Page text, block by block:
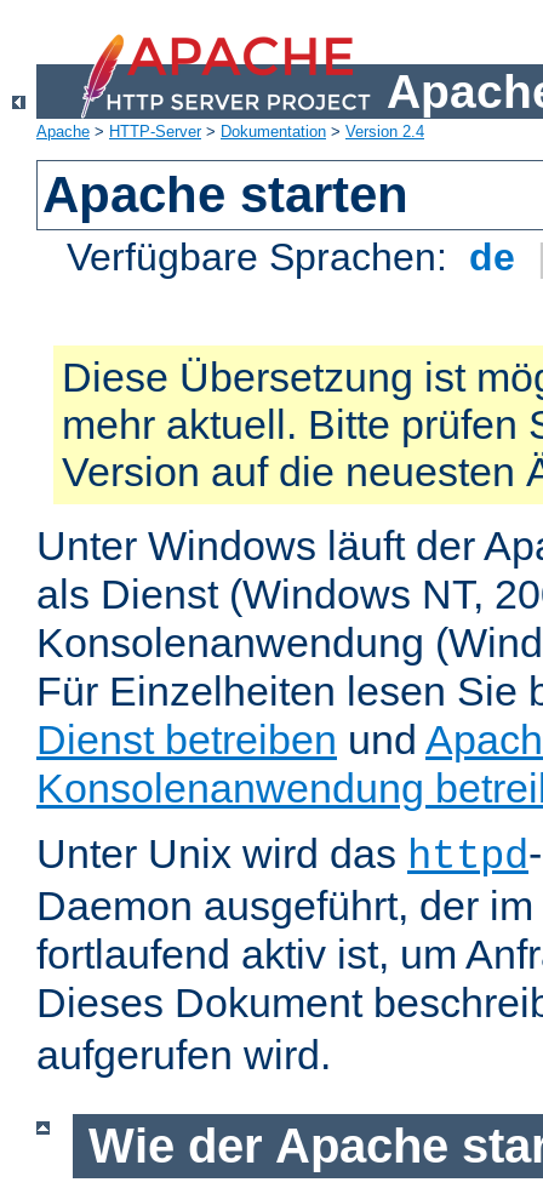
Apache > HTTP-Server> Dokumentation > Version 2.4
Apache starten
Verfügbare Sprachen: de
Diese Übersetzung ist
mehr aktuell. Bitte prüfen
Version auf die neuesten
Unter Windows läuft der
als Dienst (Windows NT,
Konsolenanwendung
Für Einzelheiten lesen Sie
Dienst betreiben und
Konsolenanwendung
Unter Unix wird das httpd
Daemon ausgeführt, der
fortlaufend aktiv ist, um
Dieses Dokument
aufgerufen wird.
Wie der Apache